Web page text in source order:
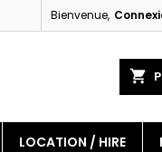
Bienvenue,
shopping_cart
LOCATION / HIRE